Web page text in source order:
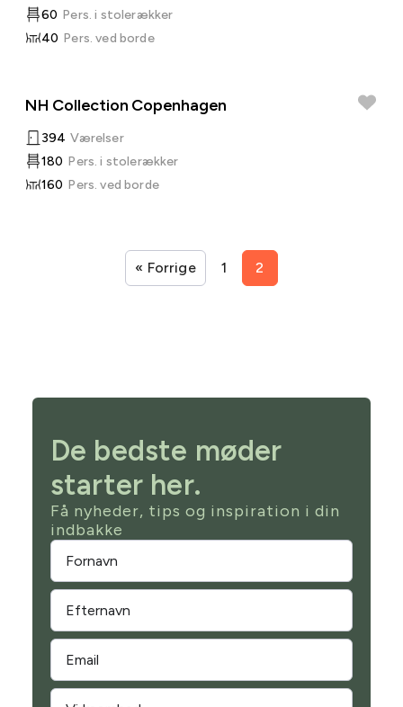
60 Pers. i stolerækker
40 Pers. ved borde
NH Collection Copenhagen
394 Værelser
180 Pers. i stolerækker
160 Pers. ved borde
« Forrige 1 2
De bedste møder
starter her.
Få nyheder, tips og inspiration i din
indbakke